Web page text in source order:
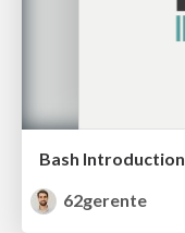
Bash Introduction
62gerente